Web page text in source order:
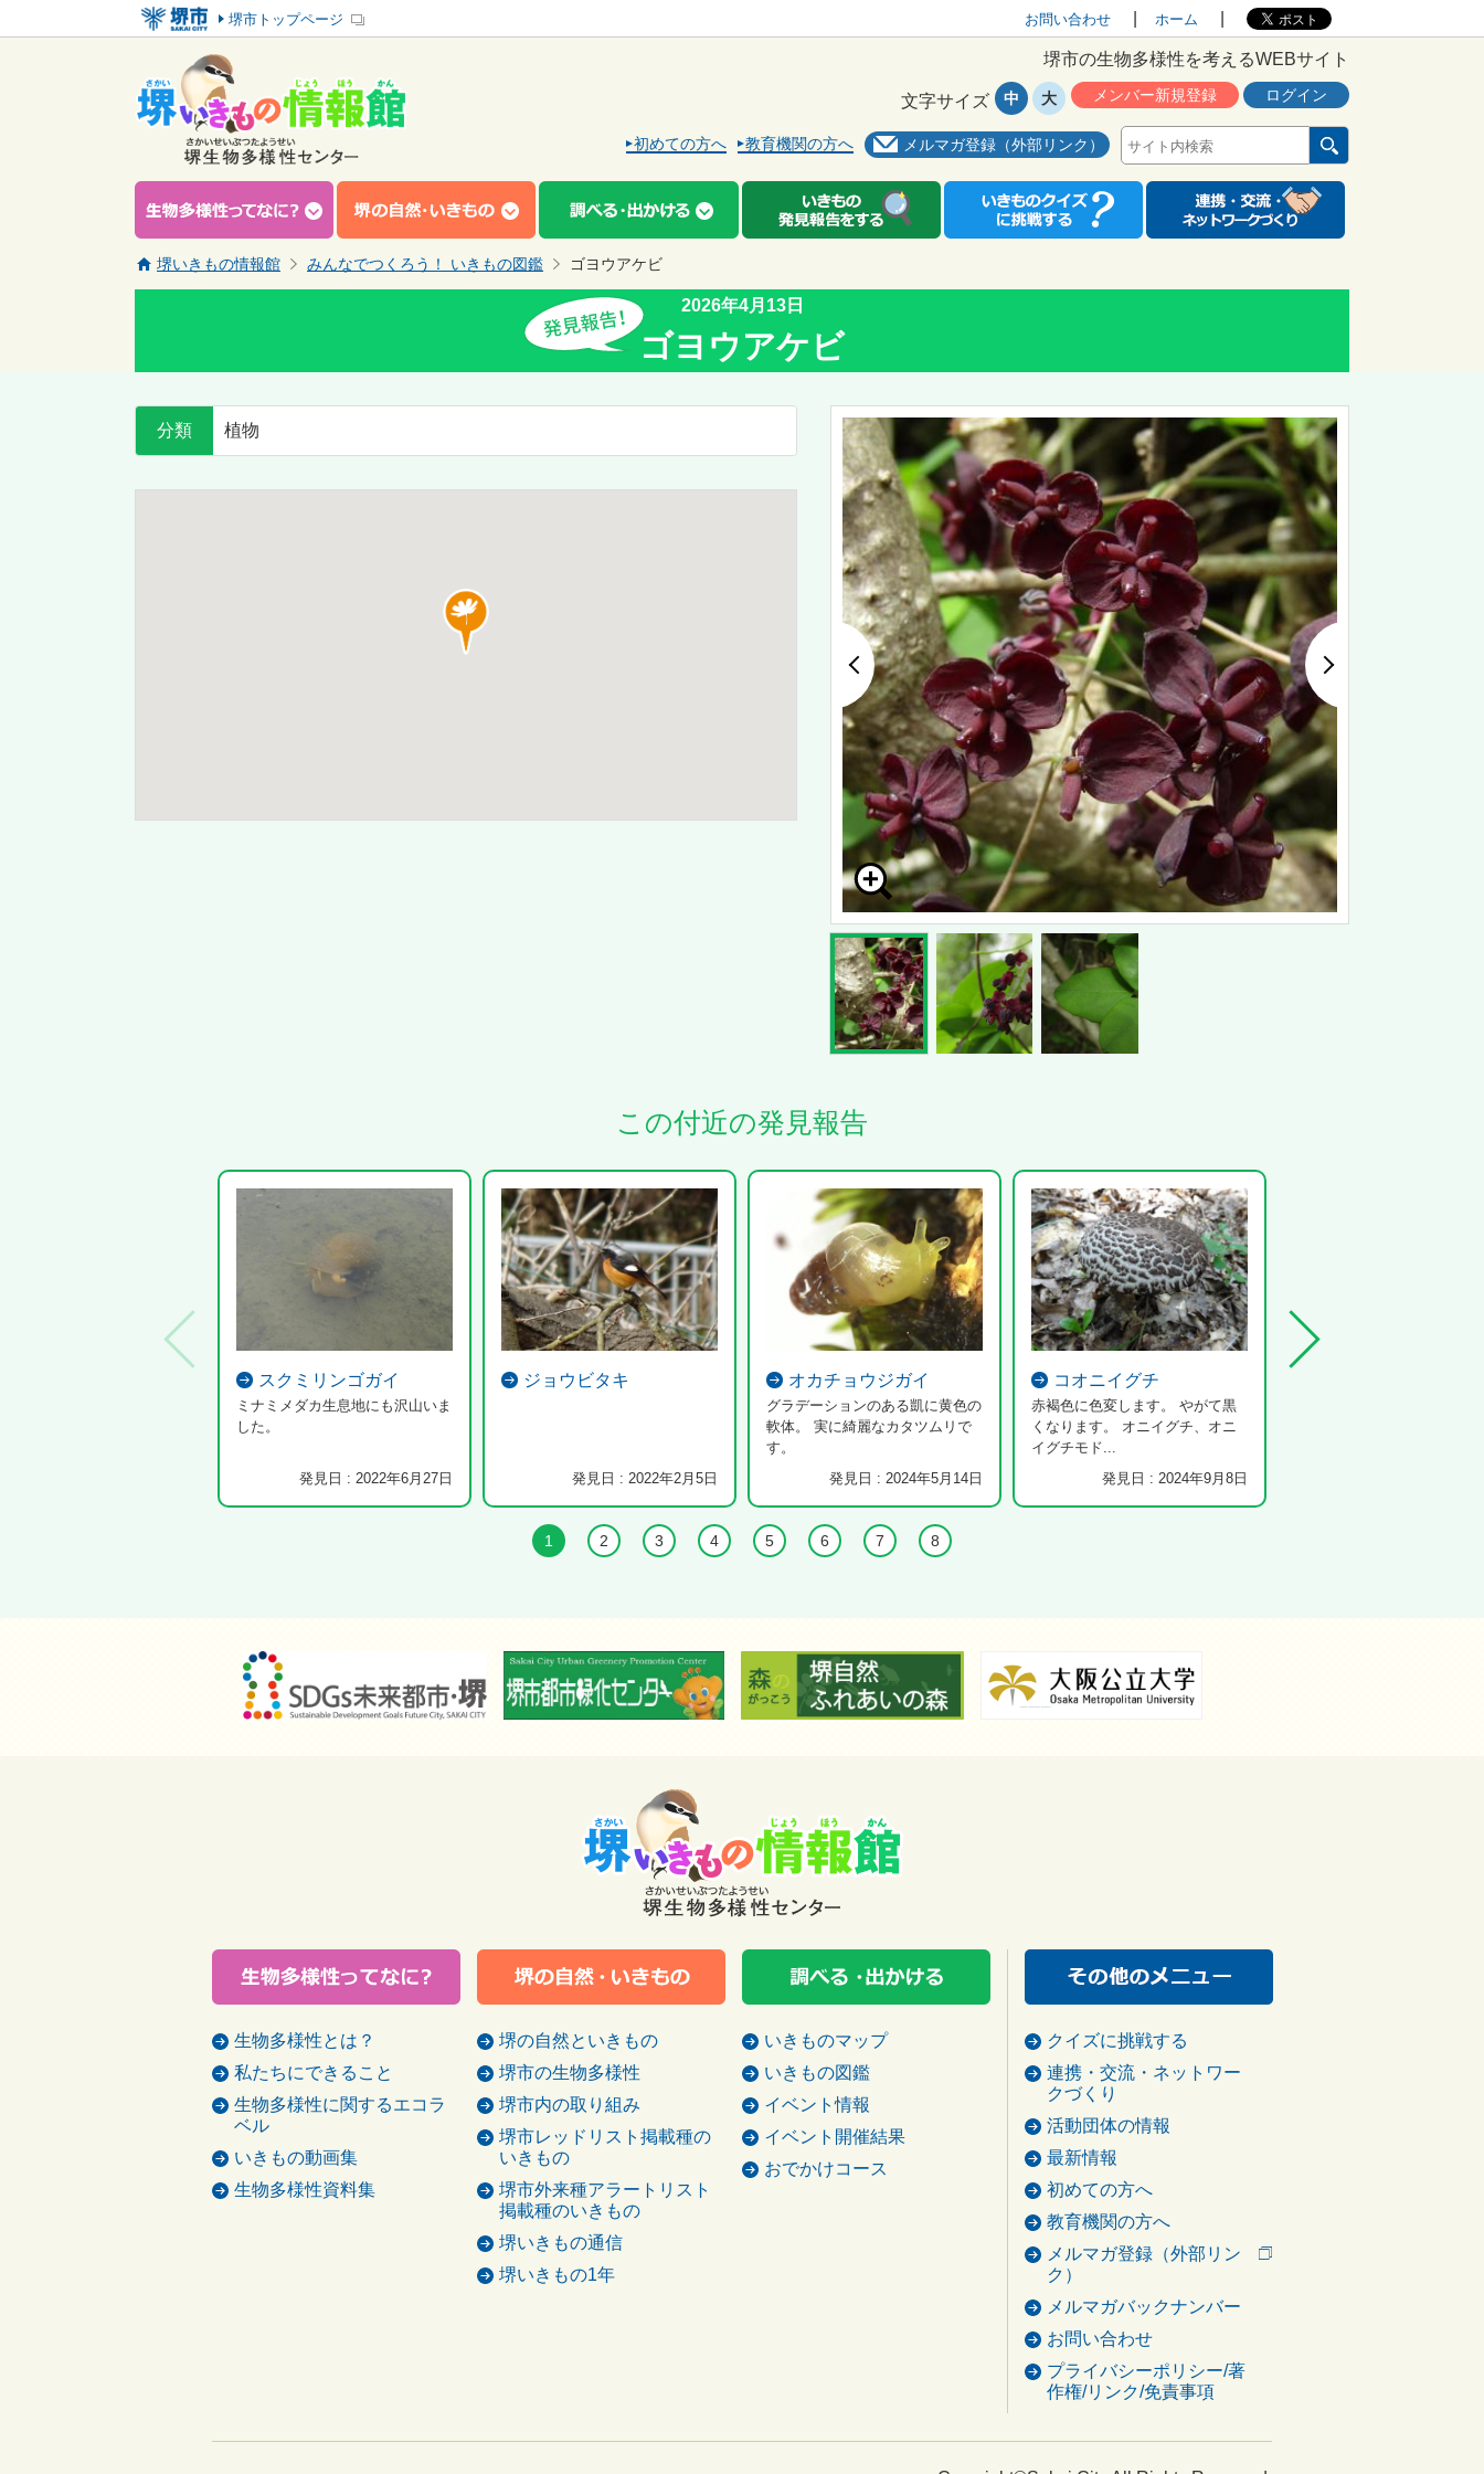
堺市トップページ お問い合わせ ホーム
堺市の生物多様性を考えるWEBサイト
初めての方へ 教育機関の方へ メルマガ登録（外部リンク）
メンバー新規登録 ログイン
文字サイズ 中 大
堺いきもの情報館 みんなでつくろう！ いきもの図鑑 ゴヨウアケビ
2026年4月13日
ゴヨウアケビ
分類 植物
この付近の発見報告
スクミリンゴガイ
ミナミメダカ生息地にも沢山いま
した。
発見日 : 2022年6月27日
ジョウビタキ
発見日 : 2022年2月5日
オカチョウジガイ
グラデーションのある凱に黄色の
軟体。 実に綺麗なカタツムリで
す。
発見日 : 2024年5月14日
コオニイグチ
赤褐色に色変します。 やがて黒
くなります。 オニイグチ、オニ
イグチモド...
発見日 : 2024年9月8日
1 2 3 4 5 6 7 8
生物多様性とは？
私たちにできること
生物多様性に関するエコラ
ベル
いきもの動画集
生物多様性資料集
堺の自然といきもの
堺市の生物多様性
堺市内の取り組み
堺市レッドリスト掲載種の
いきもの
堺市外来種アラートリスト
掲載種のいきもの
堺いきもの通信
堺いきもの1年
いきものマップ
いきもの図鑑
イベント情報
イベント開催結果
おでかけコース
クイズに挑戦する
連携・交流・ネットワー
クづくり
活動団体の情報
最新情報
初めての方へ
教育機関の方へ
メルマガ登録（外部リン
ク）
メルマガバックナンバー
お問い合わせ
プライバシーポリシー/著
作権/リンク/免責事項